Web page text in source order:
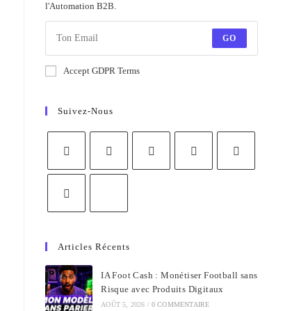
l'Automation B2B.
GO
Accept GDPR Terms
Suivez-Nous
Articles Récents
IA Foot Cash : Monétiser Football sans
Risque avec Produits Digitaux
AOÛT 5, 2026 / 0 COMMENTAIRE